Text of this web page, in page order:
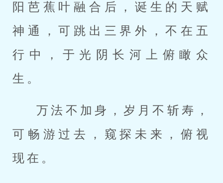
阳芭蕉叶融合后，诞生的天赋
神通，可跳出三界外，不在五
行中，于光阴长河上俯瞰众
生。
万法不加身，岁月不斩寿，
可畅游过去，窥探未来，俯视
现在。